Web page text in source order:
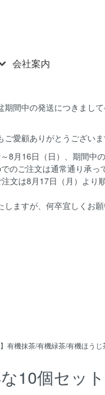
会社案内
期間中の発送につきまし
愛顧ありがとうございま
月16日（日）、期間中
のご注文は通常通り承っ
文は8月17日（月）より
ますが、何卒宜しくお願
】有機抹茶/有機緑茶/有機ほう
な10個セッ